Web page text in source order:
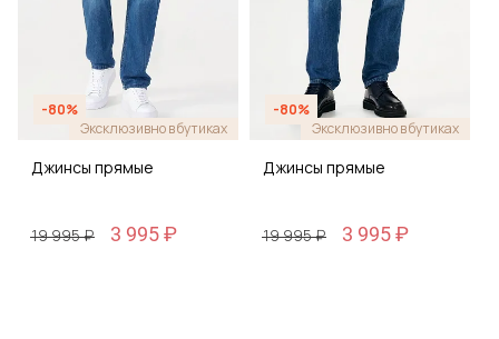
-80%
Эксклюзивно в бутиках
Джинсы прямые
19 995 ₽ 3 995 ₽
-80%
Эксклюзивно в бутиках
Джинсы прямые
19 995 ₽ 3 995 ₽